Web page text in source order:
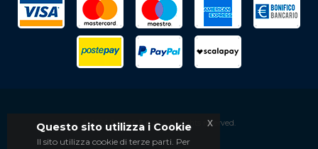
© 2026Soset S.p.a.- All rights reserved.
Questo sito utilizza i Cookie
Il sito utilizza cookie di terze parti. Per
x